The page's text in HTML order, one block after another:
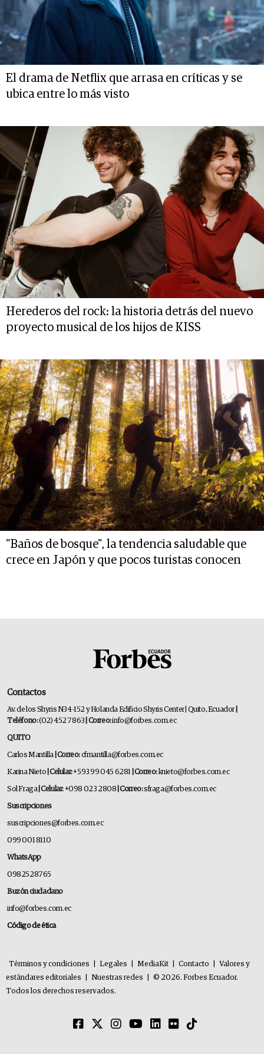
El drama de Netflix que arrasa en críticas y se
ubica entre lo más visto
Herederos del rock: la historia detrás del nuevo
proyecto musical de los hijos de KISS
"Baños de bosque", la tendencia saludable que
crece en Japón y que pocos turistas conocen
Contactos
Av. de los Shyris N34-152 y Holanda Edificio Shyris Center | Quito, Ecuador
Teléfono:(02) 452 7863 | Correo:info@forbes.com.ec
QUITO
Carlos Mantilla | Correo:cfmantilla@forbes.com.ec
Karina Nieto | Celular:+593 99 045 6281 | Correo:knieto@forbes.com.ec
Sol Fraga| Celular:+098 023 2808 | Correo:sfraga@forbes.com.ec
Suscripciones
suscripciones@forbes.com.ec
099 001 8110
WhatsApp
0982528765
Buzón ciudadano
info@forbes.com.ec
Código de ética
Términos y condiciones Legales MediaKit Contacto
Valores y
estándares editoriales
Nuestras redes
© 2026. Forbes Ecuador.
Todos los derechos reservados.